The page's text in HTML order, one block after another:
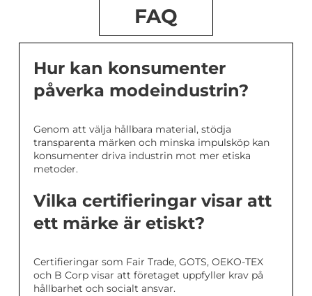
FAQ
Hur kan konsumenter
påverka modeindustrin?
Genom att välja hållbara material, stödja
transparenta märken och minska impulsköp kan
konsumenter driva industrin mot mer etiska
metoder.
Vilka certifieringar visar att
ett märke är etiskt?
Certifieringar som Fair Trade, GOTS, OEKO-TEX
och B Corp visar att företaget uppfyller krav på
hållbarhet och socialt ansvar.